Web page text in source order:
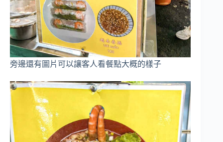
旁邊還有圖片可以讓客人看餐點大概的樣子